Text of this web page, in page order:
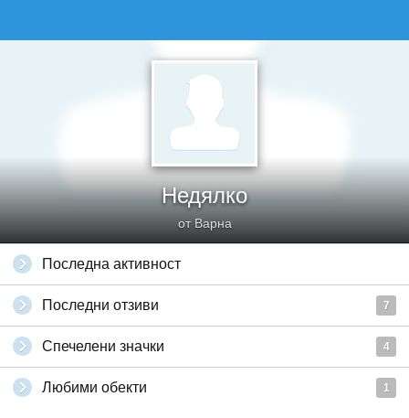
Недялко
от Варна
Последна активност
Последни отзиви 7
Спечелени значки 4
Любими обекти 1